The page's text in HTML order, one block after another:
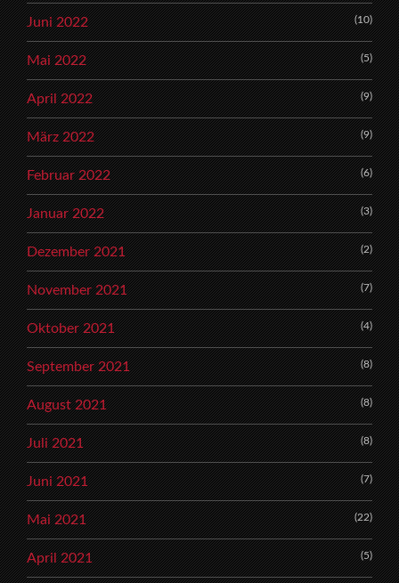
Juni 2022 (10)
Mai 2022 (5)
April 2022 (9)
März 2022 (9)
Februar 2022 (6)
Januar 2022 (3)
Dezember 2021 (2)
November 2021 (7)
Oktober 2021 (4)
September 2021 (8)
August 2021 (8)
Juli 2021 (8)
Juni 2021 (7)
Mai 2021 (22)
April 2021 (5)